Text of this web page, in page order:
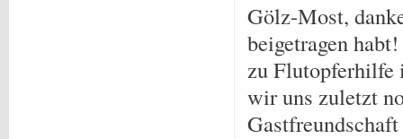
Gölz-Most,
beigetragen
zu Flutopferhilfe
wir uns zuletzt